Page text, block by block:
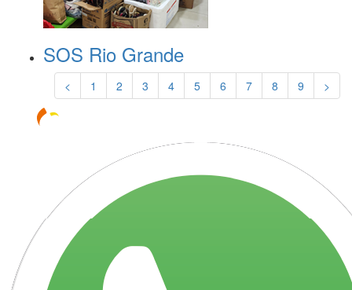
SOS Rio Grande
< 1 2 3 4 5 6 7 8 9 >